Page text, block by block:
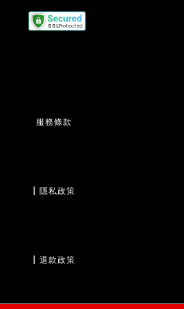
服務條款
隱私政策
退款政策